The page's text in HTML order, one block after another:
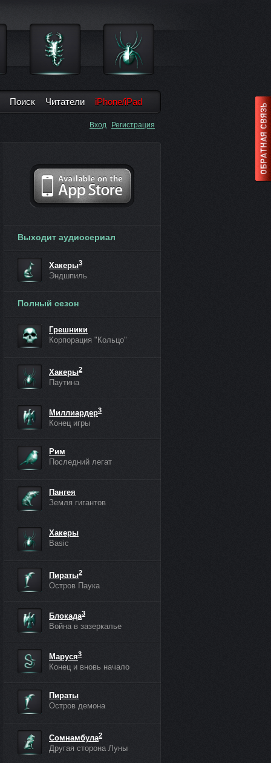
Поиск Читатели iPhone/iPad
Вход Регистрация
Выходит аудиосериал
Хакеры3
Эндшпиль
Полный сезон
Грешники
Корпорация "Кольцо"
Хакеры2
Паутина
Миллиардер3
Конец игры
Рим
Последний легат
Пангея
Земля гигантов
Хакеры
Basic
Пираты2
Остров Паука
Блокада3
Война в зазеркалье
Маруся3
Конец и вновь начало
Пираты
Остров демона
Сомнамбула2
Другая сторона Луны